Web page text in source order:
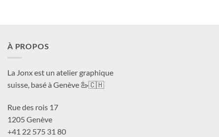
À PROPOS
La Jonx est un atelier graphique
suisse, basé à Genève 🦢🇨🇭
Rue des rois 17
1205 Genève
+41 22 575 31 80